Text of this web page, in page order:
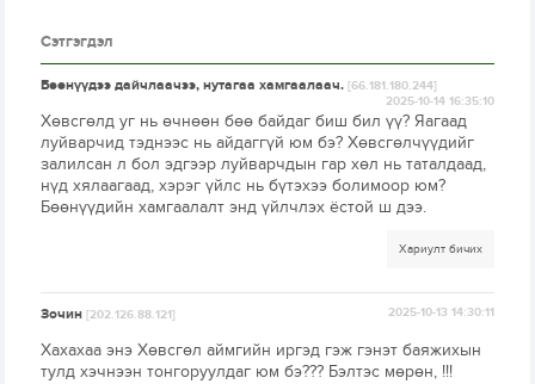
Сэтгэгдэл
Бөөнүүдээ дайчлаачээ, нутагаа хамгаалаач.[66.181.180.244]
2025-10-14 16:35:10
Хөвсгөлд уг нь өчнөөн бөө байдаг биш бил үү? Яагаад
луйварчид тэднээс нь айдаггүй юм бэ? Хөвсгөлчүүдийг
залилсан л бол эдгээр луйварчдын гар хөл нь таталдаад,
нүд хялаагаад, хэрэг үйлс нь бүтэхээ болимоор юм?
Бөөнүүдийн хамгаалалт энд үйлчлэх ёстой ш дээ.
Хариулт бичих
Зочин[202.126.88.121] 2025-10-13 14:30:11
Хахахаа энэ Хөвсгөл аймгийн иргэд гэж гэнэт баяжихын
тулд хэчнээн тонгоруулдаг юм бэ??? Бэлтэс мөрөн, !!!